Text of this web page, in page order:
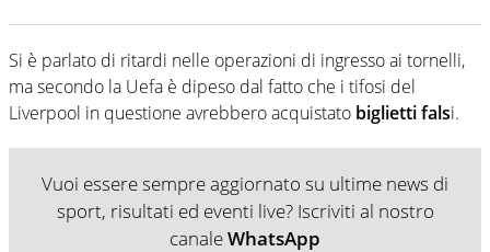
Si è parlato di ritardi nelle operazioni di ingresso ai tornelli,
ma secondo la Uefa è dipeso dal fatto che i tifosi del
Liverpool in questione avrebbero acquistato biglietti falsi.
Vuoi essere sempre aggiornato su ultime news di
sport, risultati ed eventi live? Iscriviti al nostro
canaleWhatsApp